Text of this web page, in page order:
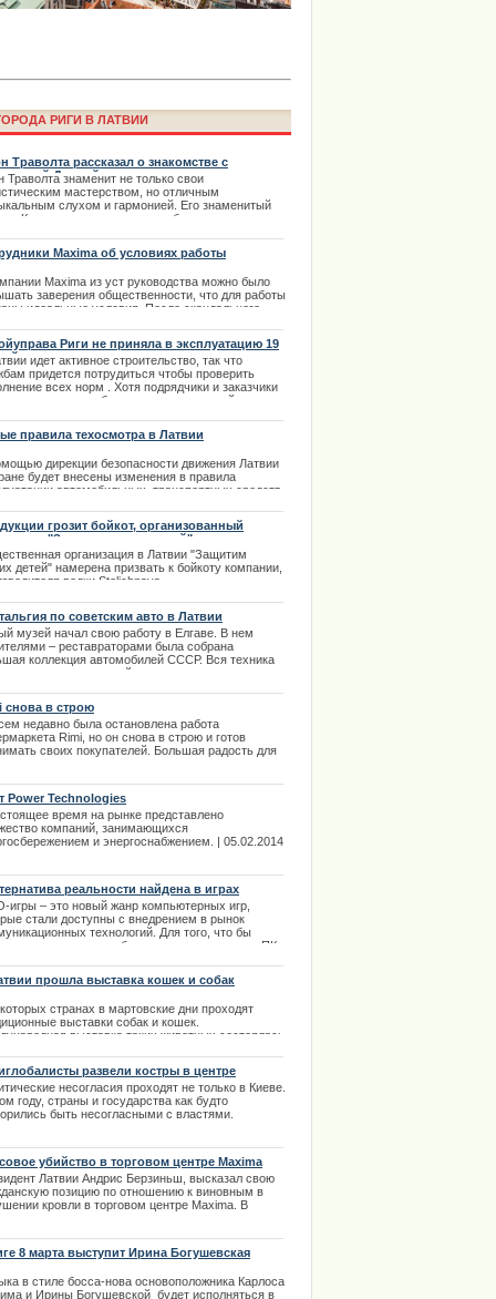
Laima Voice пройдет онлайн в
Вайкуле
Rendezvous Jūrmala будет
в Риге с автошколой
к поклонникам
Rendezvous Jūrmala
РИГИ В ЛАТВИИ
Траволта рассказал о знакомстве с
Дианой
Траволта знаменит не только свои
мастерством, но отличным
слухом и гармонией. Его знаменитый
в Криминальном чтиве не забывает ни одна
Maxima об условиях работы
Maxima из уст руководства можно было
заверения общественности, что для работы
идеальные условия. После скандального
Latvija Гинтараса Ясинскаса многие
этой торговой сети решили рассказать в
условиях им приходится работать.
Риги не приняла в эксплуатацию 19
идет активное строительство, так что
придется потрудиться чтобы проверить
всех норм . Хотя подрядчики и заказчики
считают подобные замеры излишней
правила техосмотра в Латвии
дирекции безопасности движения Латвии
будет внесены изменения в правила
автомобильных транспортных средств.
в Латвии выходят на дороги практически
состоянии.
грозит бойкот, организованный
"Защитим наших детей"
организация в Латвии "Защитим
детей" намерена призвать к бойкоту компании,
водки Stolichnaya.
по советским авто в Латвии
музей начал свою работу в Елгаве. В нем
– реставраторами была собрана
коллекция автомобилей СССР. Вся техника
с исторической достоверностью и
снова в строю
недавно была остановлена работа
Rimi, но он снова в строю и готов
своих покупателей. Большая радость для
можно было найти все, что требуется для
хозяйства и не только. | 10.12.2013
Power Technologies
время на рынке представлено
компаний, занимающихся
и энергоснабжением. | 05.02.2014
реальности найдена в играх
– это новый жанр компьютерных игр,
стали доступны с внедрением в рынок
технологий. Для того, что бы
к игре необходимо иметь доступ к ПК
прошла выставка кошек и собак
странах в мартовские дни проходят
выставки собак и кошек.
выставка таких животных состоялась
и собак в этот раз собрала очень много
участниковразвели костры в центре
несогласия проходят не только в Киеве.
году, страны и государства как будто
быть несогласными с властями.
протесты и попытки свержения
убийство в торговом центре Maxima
Латвии Андрис Берзиньш, высказал свою
позицию по отношению к виновным в
кровли в торговом центре Maxima. В
| 19.02.2014
8 марта выступит Ирина Богушевская
в стиле босса-нова основоположника Карлоса
и Ирины Богушевской будет исполняться в